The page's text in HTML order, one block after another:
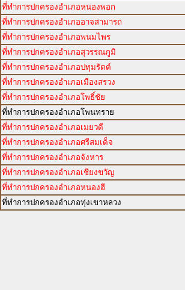
ที่ทำการปกครองอำเภอหนองพอก
ที่ทำการปกครองอำเภออาจสามารถ
ที่ทำการปกครองอำเภอพนมไพร
ที่ทำการปกครองอำเภอสุวรรณภูมิ
ที่ทำการปกครองอำเภอปทุมรัตต์
ที่ทำการปกครองอำเภอเมืองสรวง
ที่ทำการปกครองอำเภอโพธิ์ชัย
ที่ทำการปกครองอำเภอโพนทราย
ที่ทำการปกครองอำเภอเมยวดี
ที่ทำการปกครองอำเภอศรีสมเด็จ
ที่ทำการปกครองอำเภอจังหาร
ที่ทำการปกครองอำเภอเชียงขวัญ
ที่ทำการปกครองอำเภอหนองฮี
ที่ทำการปกครองอำเภอทุ่งเขาหลวง